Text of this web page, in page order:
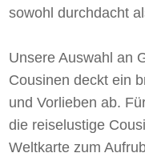
sowohl durchdacht
Unsere Auswahl an
Cousinen deckt ein
und Vorlieben ab.
die reiselustige
Weltkarte zum